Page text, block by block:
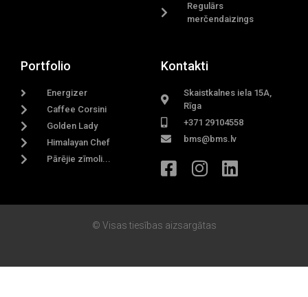
Regulārs
merčendaizings
Portfolio
Energizer
Caffee Corsini
Golden Lady
Himalayan Chef
Pārējie zīmoli...
Kontakti
Skaistkalnes iela 15A,
Rīga
+371 29104558
bms@bms.lv
© Visas tiesības aizsargātas